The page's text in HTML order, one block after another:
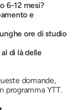
6-12 mesi?
e
ore di studio
di là delle
domande,
programma YTT.